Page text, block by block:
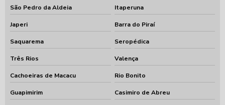
São Pedro da Aldeia Itaperuna
Japeri Barra do Piraí
Saquarema Seropédica
Três Rios Valença
Cachoeiras de Macacu Rio Bonito
Guapimirim Casimiro de Abreu